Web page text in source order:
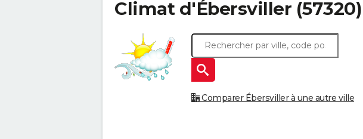
Climat d'Ébersviller
Comparer Ébersviller à une autre ville